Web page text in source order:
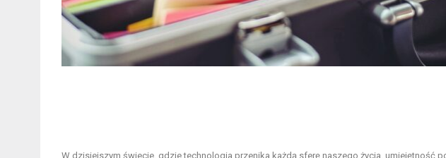
W dzisiejszym świecie, gdzie technologia przenika każdą sferę naszego życia, umiejętność